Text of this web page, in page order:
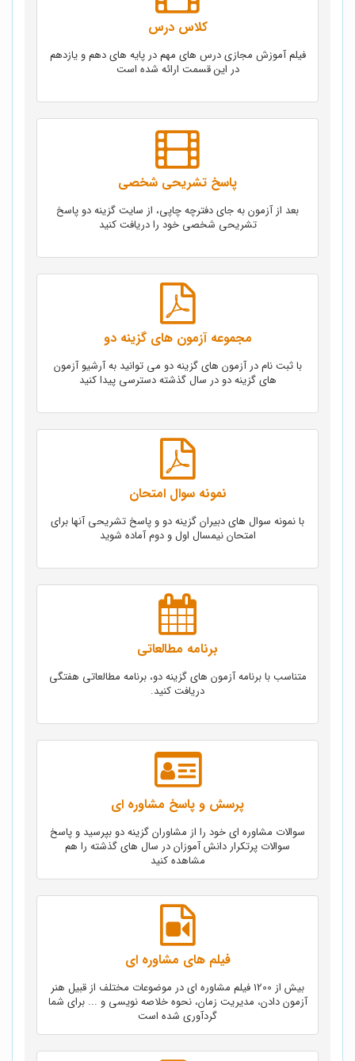
کلاس درس
فیلم آموزش مجازی درس های مهم در پایه های دهم و یازدهم
در این قسمت ارائه شده است
پاسخ تشریحی شخصی
بعد از آزمون به جای دفترچه چاپی، از سایت گزینه دو پاسخ
تشریحی شخصی خود را دریافت کنید
مجموعه آزمون های گزینه دو
با ثبت نام در آزمون های گزینه دو می توانید به آرشیو آزمون
های گزینه دو در سال گذشته دسترسی پیدا کنید
نمونه سوال امتحان
با نمونه سوال های دبیران گزینه دو و پاسخ تشریحی آنها برای
امتحان نیمسال اول و دوم آماده شوید
برنامه مطالعاتی
متناسب با برنامه آزمون های گزینه دو، برنامه مطالعاتی هفتگی
دریافت کنید.
پرسش و پاسخ مشاوره ای
سوالات مشاوره ای خود را از مشاوران گزینه دو بپرسید و پاسخ
سوالات پرتکرار دانش آموزان در سال های گذشته را هم
مشاهده کنید
فیلم های مشاوره ای
بیش از 1200 فیلم مشاوره ای در موضوعات مختلف از قبیل هنر
آزمون دادن، مدیریت زمان، نحوه خلاصه نویسی و ... برای شما
گردآوری شده است